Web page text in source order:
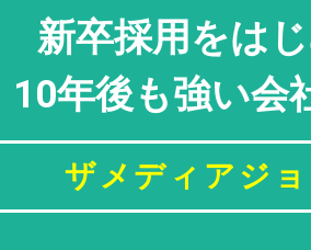
新卒採用をはじ
10年後も強い会
ザメディアジ